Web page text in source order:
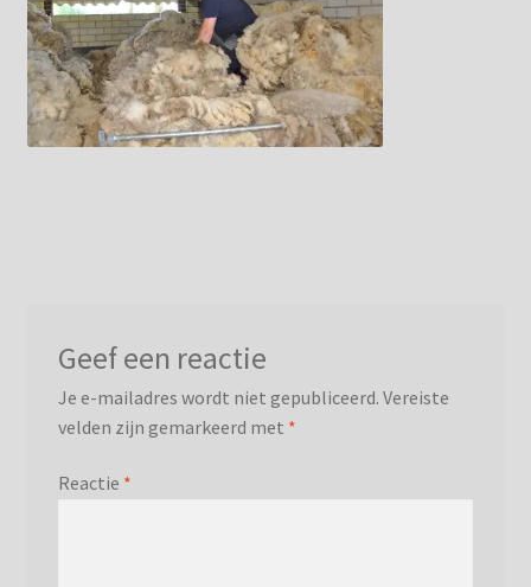
Contact
Foto`s verkochte vachten
Privacybeleid
Geef een reactie
Je e-mailadres wordt niet gepubliceerd. Vereiste
velden zijn gemarkeerd met *
Reactie *